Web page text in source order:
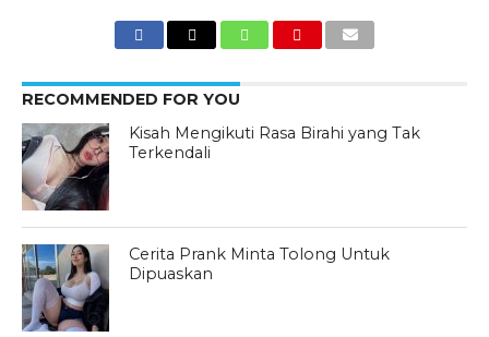
RECOMMENDED FOR YOU
Kisah Mengikuti Rasa Birahi yang Tak
Terkendali
Cerita Prank Minta Tolong Untuk
Dipuaskan